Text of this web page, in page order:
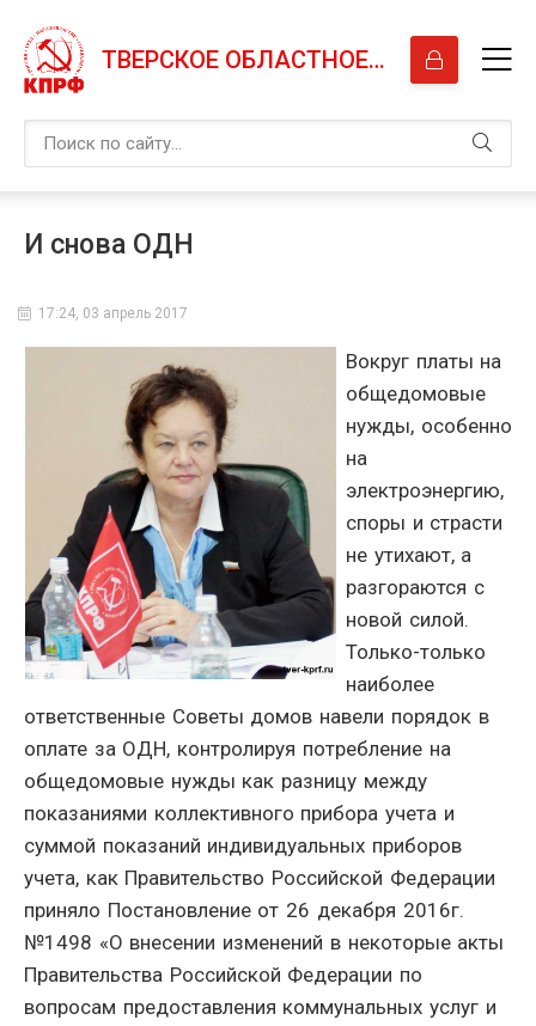
ТВЕРСКОЕ ОБЛАСТНОЕ ОТДЕЛЕНИЕ КПРФ
И снова ОДН
17:24, 03 апрель 2017
Вокруг платы на
общедомовые
нужды, особенно
на
электроэнергию,
споры и страсти
не утихают, а
разгораются с
новой силой.
Только-только
наиболее
ответственные Советы домов навели порядок в
оплате за ОДН, контролируя потребление на
общедомовые нужды как разницу между
показаниями коллективного прибора учета и
суммой показаний индивидуальных приборов
учета, как Правительство Российской Федерации
приняло Постановление от 26 декабря 2016г.
№1498 «О внесении изменений в некоторые акты
Правительства Российской Федерации по
вопросам предоставления коммунальных услуг и